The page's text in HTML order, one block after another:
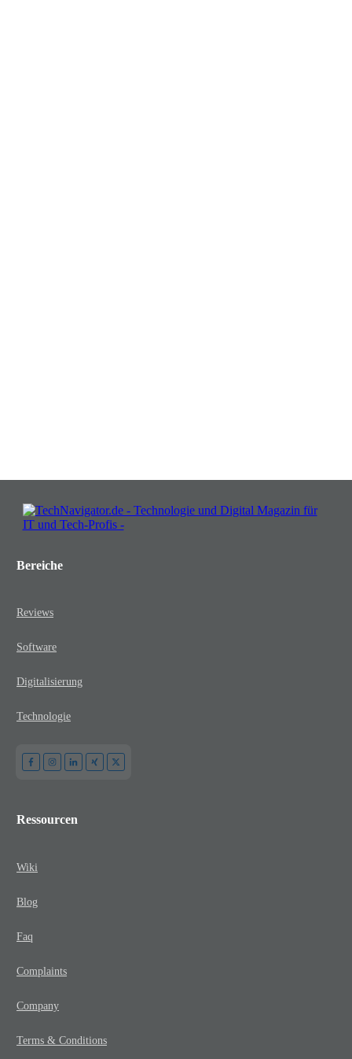
Bereiche
Reviews
Software
Digitalisierung
Technologie
Ressourcen
Wiki
Blog
Faq
Complaints
Company
Terms & Conditions